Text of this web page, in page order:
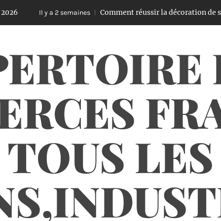
Il y a 2 semaines Comment réussir la décoration de son sapin
TOUS LES